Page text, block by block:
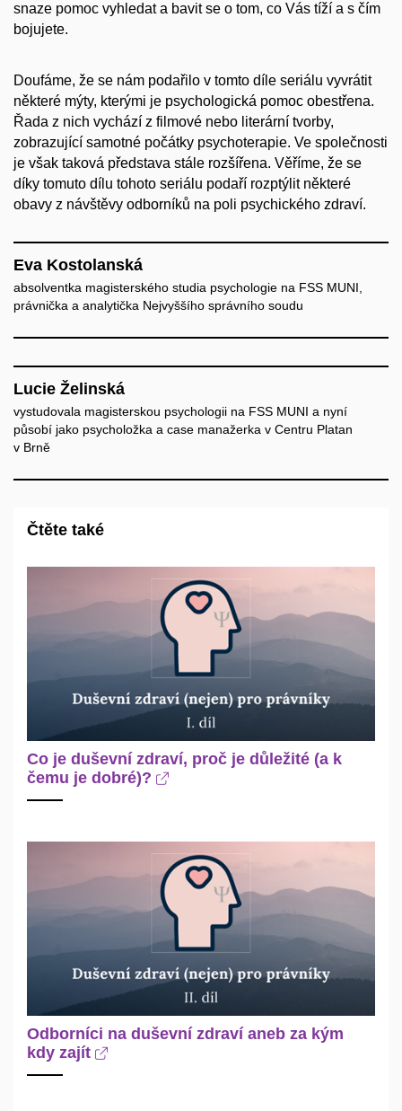
snaze pomoc vyhledat a bavit se o tom, co Vás tíží a s čím
bojujete.
Doufáme, že se nám podařilo v tomto díle seriálu vyvrátit
některé mýty, kterými je psychologická pomoc obestřena.
Řada z nich vychází z filmové nebo literární tvorby,
zobrazující samotné počátky psychoterapie. Ve společnosti
je však taková představa stále rozšířena. Věříme, že se
díky tomuto dílu tohoto seriálu podaří rozptýlit některé
obavy z návštěvy odborníků na poli psychického zdraví.
Eva Kostolanská
absolventka magisterského studia psychologie na FSS MUNI,
právnička a analytička Nejvyššího správního soudu
Lucie Želinská
vystudovala magisterskou psychologii na FSS MUNI a nyní
působí jako psycholožka a case manažerka v Centru Platan
v Brně
Čtěte také
Co je duševní zdraví, proč je důležité (a k
čemu je dobré)?
Odborníci na duševní zdraví aneb za kým
kdy zajít